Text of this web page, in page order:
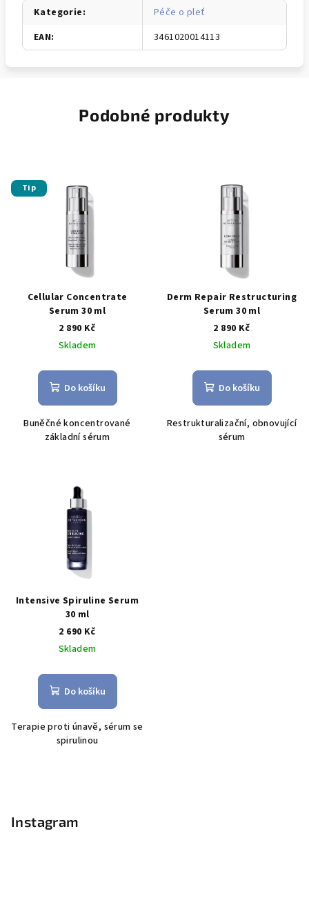
Kategorie:
Péče o pleť
EAN: 3461020014113
Podobné produkty
Tip
Cellular Concentrate
Serum 30 ml
2 890 Kč
Skladem
Do košíku
Buněčné koncentrované
základní sérum
Derm Repair Restructuring
Serum 30 ml
2 890 Kč
Skladem
Do košíku
Restrukturalizační, obnovující
sérum
Intensive Spiruline Serum
30 ml
2 690 Kč
Skladem
Do košíku
Terapie proti únavě, sérum se
spirulinou
Instagram